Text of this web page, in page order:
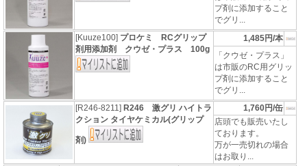
プ剤に添加すること
でグリ...
[Kuuze100] プロケミ RCグリップ
剤用添加剤 クウゼ・プラス 100g
1,485円/本
「クウゼ・プラス」
は市販のRC用グリッ
プ剤に添加すること
でグリ...
[R246-8211] R246 激グリ ハイトラ
クション タイヤケミカル(グリップ
剤)
1,760円/缶
店頭でも販売いたし
ております。
万が一売切れの場合
はお取り...